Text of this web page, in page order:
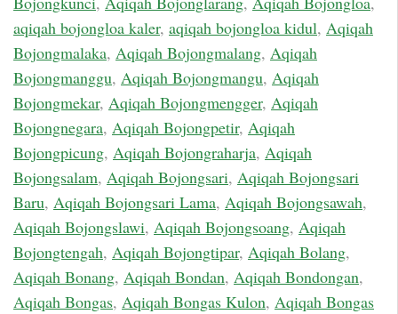
aqiqah bojongloa kaler, aqiqah bojongloa kidul, Aqiqah
Bojongmalaka, Aqiqah Bojongmalang, Aqiqah
Bojongmanggu, Aqiqah Bojongmangu, Aqiqah
Bojongmekar, Aqiqah Bojongmengger, Aqiqah
Bojongnegara, Aqiqah Bojongpetir, Aqiqah
Bojongpicung, Aqiqah Bojongraharja, Aqiqah
Bojongsalam, Aqiqah Bojongsari, Aqiqah Bojongsari
Baru, Aqiqah Bojongsari Lama, Aqiqah Bojongsawah,
Aqiqah Bojongslawi, Aqiqah Bojongsoang, Aqiqah
Bojongtengah, Aqiqah Bojongtipar, Aqiqah Bolang,
Aqiqah Bonang, Aqiqah Bondan, Aqiqah Bondongan,
Aqiqah Bongas, Aqiqah Bongas Kulon, Aqiqah Bongas